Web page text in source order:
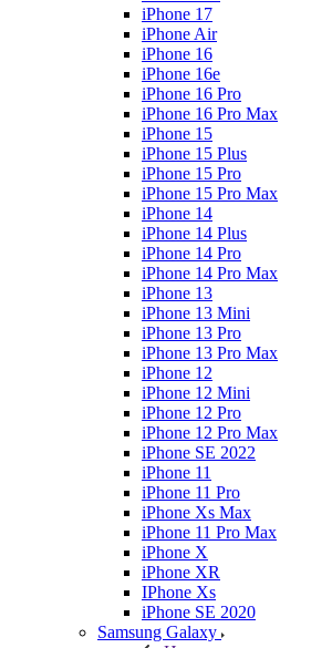
iPhone 17
iPhone Air
iPhone 16
iPhone 16e
iPhone 16 Pro
iPhone 16 Pro Max
iPhone 15
iPhone 15 Plus
iPhone 15 Pro
iPhone 15 Pro Max
iPhone 14
iPhone 14 Plus
iPhone 14 Pro
iPhone 14 Pro Max
iPhone 13
iPhone 13 Mini
iPhone 13 Pro
iPhone 13 Pro Max
iPhone 12
iPhone 12 Mini
iPhone 12 Pro
iPhone 12 Pro Max
iPhone SE 2022
iPhone 11
iPhone 11 Pro
iPhone Xs Max
iPhone 11 Pro Max
iPhone X
iPhone XR
IPhone Xs
iPhone SE 2020
Samsung Galaxy